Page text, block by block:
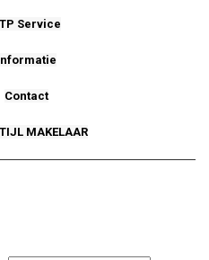
Service
Contact
MAKELAAR